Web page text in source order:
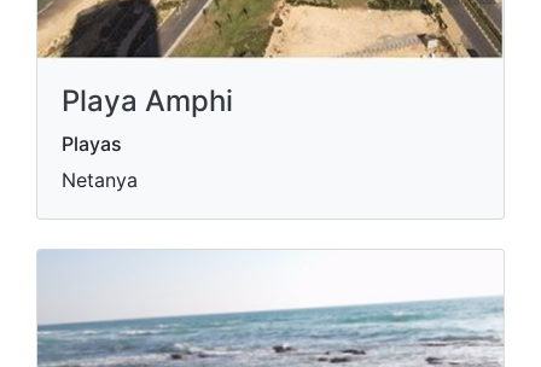
Playa Amphi
Playas
Netanya